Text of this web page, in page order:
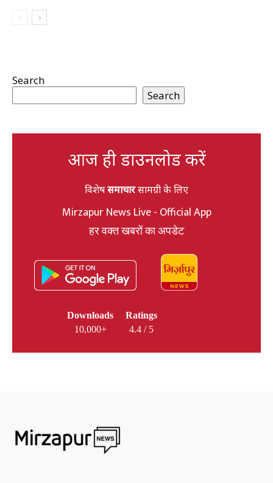
Search
Search
आज ही डाउनलोड करें
विशेषसमाचारसामग्री के लिए
Mirzapur News Live - Official App
हर वक्त खबरों का अपडेट
Downloads
10,000+
Ratings
4.4 / 5